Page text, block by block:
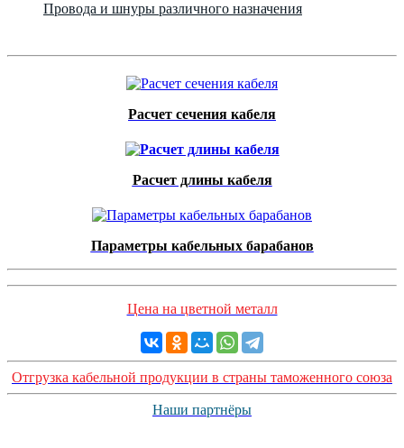
Провода и шнуры различного назначения
Расчет сечения кабеля
Расчет длины кабеля
Параметры кабельных барабанов
Цена на цветной металл
Отгрузка кабельной продукции в страны таможенного союза
Наши партнёры